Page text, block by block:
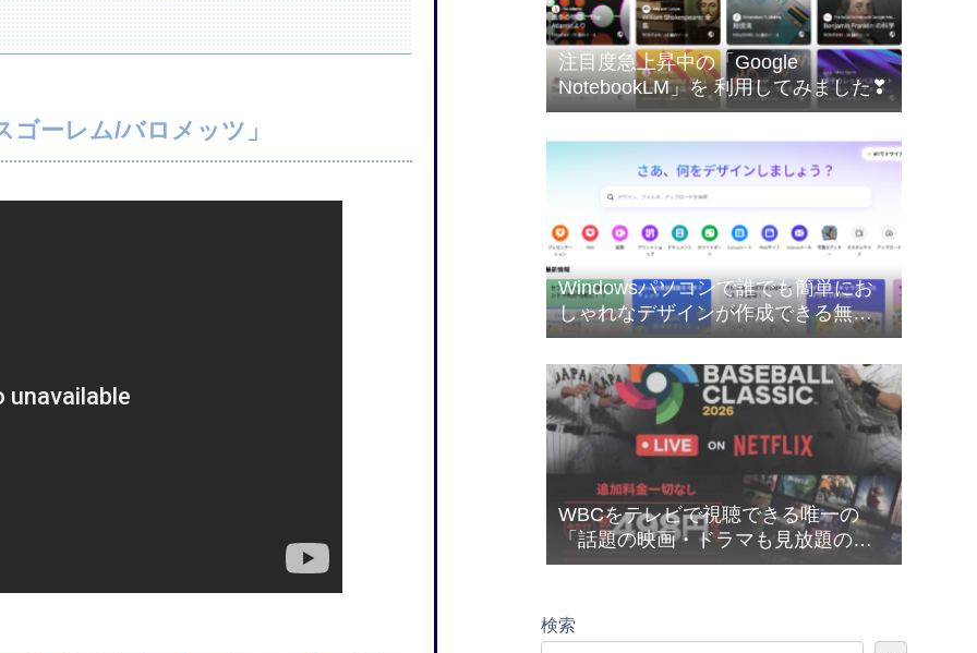
ーレム/バロメッツ」
注目度急上昇中の「Google
NotebookLM」を 利用してみました❣
Windowsパソコンで誰でも簡単にお
しゃれなデザインが作成できる無料
のオンライングラフィックデザイン
ツールのCanva（キャンバ）を使って
みたした❣
WBCをテレビで視聴できる唯一の
「話題の映画・ドラマも見放題の
Netflix（ネットフリックス）」が今だ
検索